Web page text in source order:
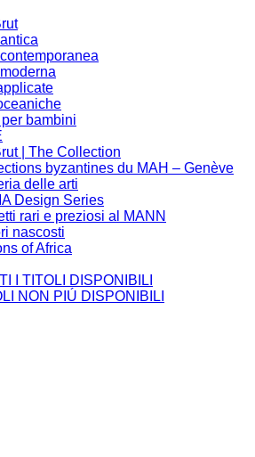
per bambini
| The Collection
byzantines du MAH – Genève
delle arti
Design Series
rari e preziosi al MANN
nascosti
of Africa
I TITOLI DISPONIBILI
NON PIÚ DISPONIBILI